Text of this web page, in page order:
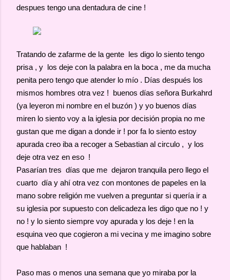
despues tengo una dentadura de cine !
Tratando de zafarme de la gente les digo lo siento tengo
prisa , y los deje con la palabra en la boca , me da mucha
penita pero tengo que atender lo mío . Días después los
mismos hombres otra vez ! buenos días señora Burkahrd
(ya leyeron mi nombre en el buzón ) y yo buenos días
miren lo siento voy a la iglesia por decisión propia no me
gustan que me digan a donde ir ! por fa lo siento estoy
apurada creo iba a recoger a Sebastian al circulo , y los
deje otra vez en eso !
Pasarían tres días que me dejaron tranquila pero llego el
cuarto día y ahí otra vez con montones de papeles en la
mano sobre religión me vuelven a preguntar si quería ir a
su iglesia por supuesto con delicadeza les digo que no ! y
no ! y lo siento siempre voy apurada y los deje ! en la
esquina veo que cogieron a mi vecina y me imagino sobre
que hablaban !
Paso mas o menos una semana que yo miraba por la